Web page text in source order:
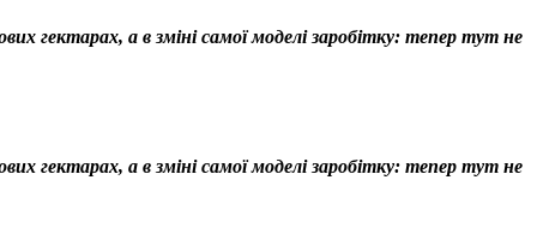
гектарах, а в зміні самої моделі заробітку: тепер тут не
гектарах, а в зміні самої моделі заробітку: тепер тут не